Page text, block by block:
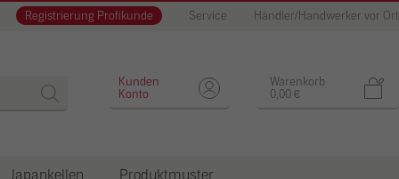
Registrierung Profikunde Service Händler/Handwerker vor Ort
Warenkorb
0,00 €
Kunden
Konto
Japankellen Produktmuster
Designputz